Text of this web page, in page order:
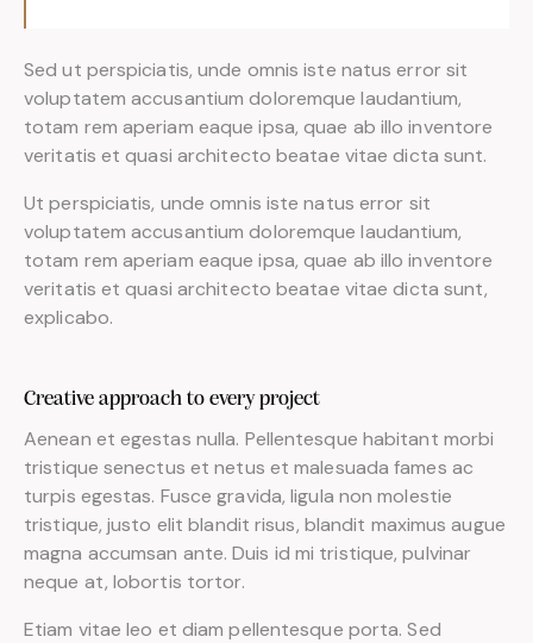
Sed ut perspiciatis, unde omnis iste natus error sit
voluptatem accusantium doloremque laudantium,
totam rem aperiam eaque ipsa, quae ab illo inventore
veritatis et quasi architecto beatae vitae dicta sunt.
Ut perspiciatis, unde omnis iste natus error sit
voluptatem accusantium doloremque laudantium,
totam rem aperiam eaque ipsa, quae ab illo inventore
veritatis et quasi architecto beatae vitae dicta sunt,
explicabo.
Creative approach to every project
Aenean et egestas nulla. Pellentesque habitant morbi
tristique senectus et netus et malesuada fames ac
turpis egestas. Fusce gravida, ligula non molestie
tristique, justo elit blandit risus, blandit maximus augue
magna accumsan ante. Duis id mi tristique, pulvinar
neque at, lobortis tortor.
Etiam vitae leo et diam pellentesque porta. Sed